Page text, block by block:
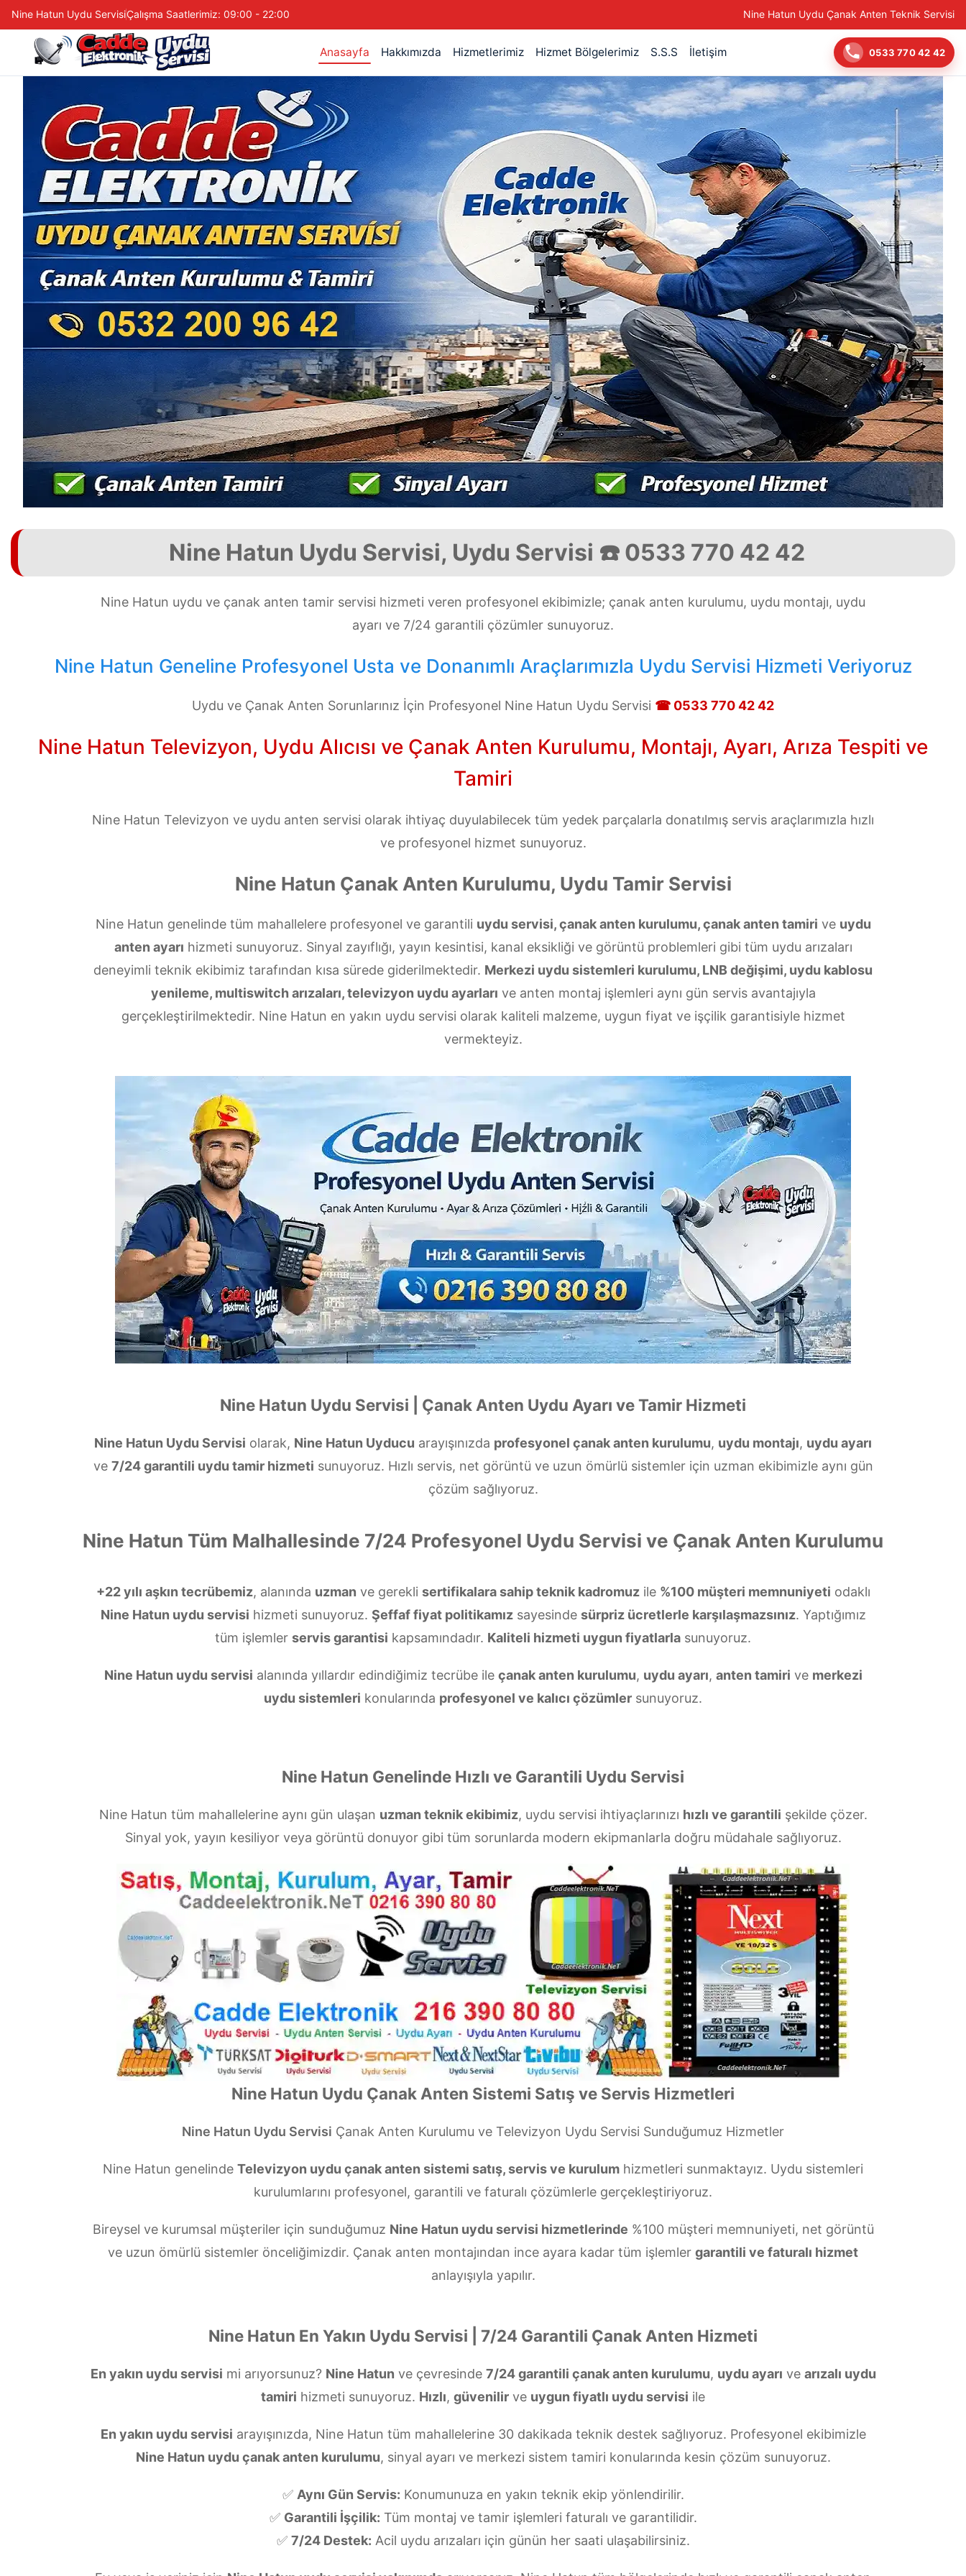
Nine Hatun Uydu ServisiÇalışma Saatlerimiz: 09:00 - 22:00 Nine Hatun Uydu Çanak Anten Teknik Servisi
Anasayfa Hakkımızda Hizmetlerimiz Hizmet Bölgelerimiz S.S.S İletişim 0533 770 42 42
Nine Hatun Uydu Servisi, Uydu Servisi ☎️ 0533 770 42 42
Nine Hatun uydu ve çanak anten tamir servisi hizmeti veren profesyonel ekibimizle; çanak anten kurulumu, uydu montajı, uydu
ayarı ve 7/24 garantili çözümler sunuyoruz.
Nine Hatun Geneline Profesyonel Usta ve Donanımlı Araçlarımızla Uydu Servisi Hizmeti Veriyoruz
Uydu ve Çanak Anten Sorunlarınız İçin Profesyonel Nine Hatun Uydu Servisi ☎ 0533 770 42 42
Nine Hatun Televizyon, Uydu Alıcısı ve Çanak Anten Kurulumu, Montajı, Ayarı, Arıza Tespiti ve
Tamiri
Nine Hatun Televizyon ve uydu anten servisi olarak ihtiyaç duyulabilecek tüm yedek parçalarla donatılmış servis araçlarımızla hızlı
ve profesyonel hizmet sunuyoruz.
Nine Hatun Çanak Anten Kurulumu, Uydu Tamir Servisi
Nine Hatun genelinde tüm mahallelere profesyonel ve garantili uydu servisi, çanak anten kurulumu, çanak anten tamiri ve uydu
anten ayarı hizmeti sunuyoruz. Sinyal zayıflığı, yayın kesintisi, kanal eksikliği ve görüntü problemleri gibi tüm uydu arızaları
deneyimli teknik ekibimiz tarafından kısa sürede giderilmektedir. Merkezi uydu sistemleri kurulumu, LNB değişimi, uydu kablosu
yenileme, multiswitch arızaları, televizyon uydu ayarları ve anten montaj işlemleri aynı gün servis avantajıyla
gerçekleştirilmektedir. Nine Hatun en yakın uydu servisi olarak kaliteli malzeme, uygun fiyat ve işçilik garantisiyle hizmet
vermekteyiz.
Nine Hatun Uydu Servisi | Çanak Anten Uydu Ayarı ve Tamir Hizmeti
Nine Hatun Uydu Servisi olarak, Nine Hatun Uyducu arayışınızda profesyonel çanak anten kurulumu, uydu montajı, uydu ayarı
ve 7/24 garantili uydu tamir hizmeti sunuyoruz. Hızlı servis, net görüntü ve uzun ömürlü sistemler için uzman ekibimizle aynı gün
çözüm sağlıyoruz.
Nine Hatun Tüm Malhallesinde 7/24 Profesyonel Uydu Servisi ve Çanak Anten Kurulumu
+22 yılı aşkın tecrübemiz, alanında uzman ve gerekli sertifikalara sahip teknik kadromuzile %100 müşteri memnuniyeti odaklı
Nine Hatun uydu servisi hizmeti sunuyoruz. Şeffaf fiyat politikamızsayesinde sürpriz ücretlerle karşılaşmazsınız. Yaptığımız
tüm işlemler servis garantisi kapsamındadır. Kaliteli hizmeti uygun fiyatlarla sunuyoruz.
Nine Hatun uydu servisi alanında yıllardır edindiğimiz tecrübe ile çanak anten kurulumu, uydu ayarı, anten tamiri ve merkezi
uydu sistemleri konularında profesyonel ve kalıcı çözümler sunuyoruz.
Nine Hatun Genelinde Hızlı ve Garantili Uydu Servisi
Nine Hatun tüm mahallelerine aynı gün ulaşan uzman teknik ekibimiz, uydu servisi ihtiyaçlarınızı hızlı ve garantili şekilde çözer.
Sinyal yok, yayın kesiliyor veya görüntü donuyor gibi tüm sorunlarda modern ekipmanlarla doğru müdahale sağlıyoruz.
Nine Hatun Uydu Çanak Anten Sistemi Satış ve Servis Hizmetleri
Nine Hatun Uydu Servisi Çanak Anten Kurulumu ve Televizyon Uydu Servisi Sunduğumuz Hizmetler
Nine Hatun genelinde Televizyon uydu çanak anten sistemi satış, servis ve kurulum hizmetleri sunmaktayız. Uydu sistemleri
kurulumlarını profesyonel, garantili ve faturalı çözümlerle gerçekleştiriyoruz.
Bireysel ve kurumsal müşteriler için sunduğumuz Nine Hatun uydu servisi hizmetlerinde %100 müşteri memnuniyeti, net görüntü
ve uzun ömürlü sistemler önceliğimizdir. Çanak anten montajından ince ayara kadar tüm işlemler garantili ve faturalı hizmet
anlayışıyla yapılır.
Nine Hatun En Yakın Uydu Servisi | 7/24 Garantili Çanak Anten Hizmeti
En yakın uydu servisi mi arıyorsunuz? Nine Hatun ve çevresinde 7/24 garantili çanak anten kurulumu, uydu ayarı ve arızalı uydu
tamiri hizmeti sunuyoruz. Hızlı, güvenilir ve uygun fiyatlı uydu servisi ile
En yakın uydu servisi arayışınızda, Nine Hatun tüm mahallelerine 30 dakikada teknik destek sağlıyoruz. Profesyonel ekibimizle
Nine Hatun uydu çanak anten kurulumu, sinyal ayarı ve merkezi sistem tamiri konularında kesin çözüm sunuyoruz.
✅ Aynı Gün Servis: Konumunuza en yakın teknik ekip yönlendirilir.
✅ Garantili İşçilik: Tüm montaj ve tamir işlemleri faturalı ve garantilidir.
✅ 7/24 Destek: Acil uydu arızaları için günün her saati ulaşabilirsiniz.